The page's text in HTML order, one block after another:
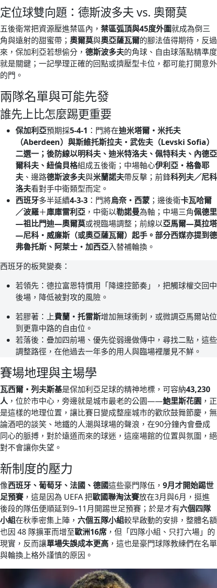
定位球雙向題：德斯波多夫 vs. 奧爾莫
五後衛常把資源壓進禁區內， 禁區弧頂與45度外圍就成為倒三
角與遠射的甜蜜帶； 奧爾莫與奧亞薩瓦爾的腳法值得期待，反過
來，保加利亞若想偷分， 德斯波多夫的角球、自由球落點精準度
就是關鍵；一記學理正確的回點或擠壓型卡位，都可能打開意外
的門。
兩隊名單與可能先發
誰先上比怎麼踢更重要
保加利亞預期採5-4-1 ：門將在迪米塔爾・米托夫
（Aberdeen）與斯維托斯拉夫・武佐夫（Levski Sofia）
二選一；後防線以明科夫、迪米特洛夫、佩特科夫、內德亞
爾科夫、紐倫貝格組成五後衛；中場軸心伊利亞・格魯耶
夫 、邊路德斯波多夫與米蘭諾夫帶反擊；前鋒科列夫／尼科
洛夫看對手中衛類型而定。
西班牙多半延續4-3-3 ：門將烏奈・西蒙 ；邊後衛卡瓦哈爾
／波羅＋庫庫雷利亞 ，中衛以勒諾曼為軸；中場三角佩德里
—祖比門迪—奧爾莫或視臨場調整；前線以亞馬爾—莫拉塔
—尼科・威廉斯（或奧亞薩瓦爾）起手。部分西媒亦提到德
弗魯托斯、阿萊士・加西亞入替補輪換。
西班牙的板凳變奏：
若領先：德拉富恩特慣用「降速控節奏」，把觸球權交回中
後場，降低被對攻的風險。
若膠著：上費蘭・托雷斯增加無球衝刺，或微調亞馬爾站位
到更靠中路的自由位。
若落後：疊加四前場、優先從弱邊做傳中，尋找二點，這些
調整路徑，在他過去一年多的用人與臨場裡屢見不鮮。
賽場地理與主場學
瓦西爾・列夫斯基是保加利亞足球的精神地標，可容納43,230
人，位於市中心，旁邊就是城市最老的公園——鮑里斯花園 ，正
是這樣的地理位置，讓比賽日變成整座城市的歡欣鼓舞節慶，無
論酒吧的談笑、地鐵的人潮與球場的聲浪，在90分鐘內會疊成
同心的脈搏，對於遠道而來的球迷，這座場館的位置與氛圍，絕
對不會讓你失望。
新制度的壓力
像西班牙、葡萄牙、法國、德國這些豪門隊伍， 9月才開始踢世
足預賽 ，這是因為 UEFA 把歐國聯淘汰賽放在3月與6月，挺進
後段的隊伍便順延到9–11月開踢世足預賽；於是才有六個四隊
小組在秋季密集上陣， 六個五隊小組較早啟動的安排，整體名額
也因 48 隊擴軍而增至歐洲16席 ，但「四隊小組、只打六場」的
現實，反而讓單場失誤成本更高 ，這也是豪門球隊教練們在名單
與輪換上格外謹慎的原因。